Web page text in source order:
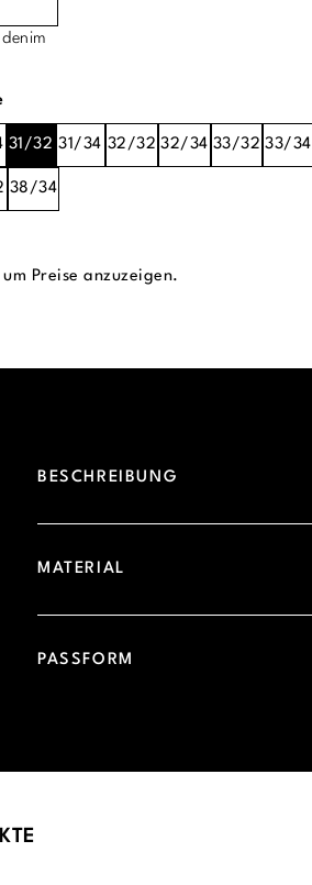
auswählen
31/32 31/34 32/32 32/34 33/32 33/34
38/34
um Preise anzuzeigen.
BESCHREIBUNG
MATERIAL
PASSFORM